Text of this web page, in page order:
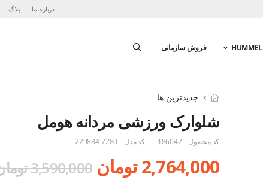
درباره ما بلاگ
HUMMEL فروش سازمانی
جدیدترین ها
شلوارک ورزشی مردانه هومل
کد محصول : 186047 کد مدل : 229884-7280
2,764,000 تومان 3,590,000 تومان